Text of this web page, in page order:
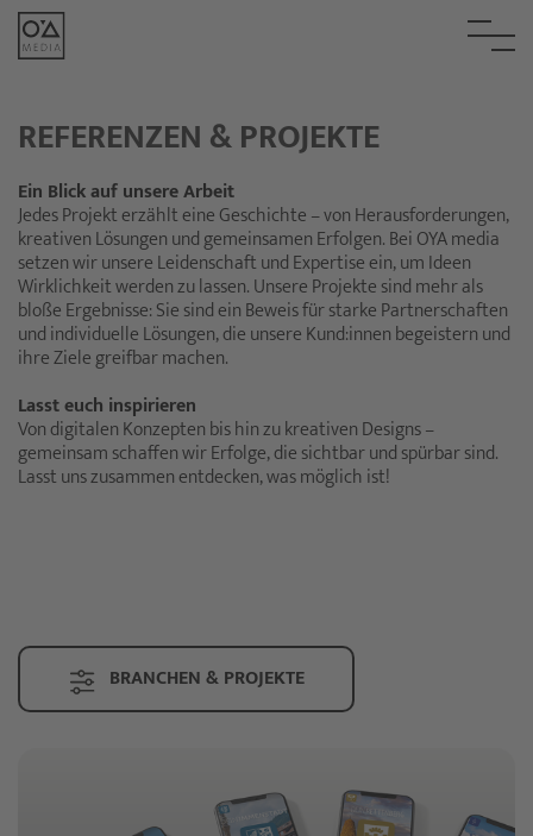
REFERENZEN & PROJEKTE
Ein Blick auf unsere Arbeit
Jedes Projekt erzählt eine Geschichte – von Herausforderungen,
kreativen Lösungen und gemeinsamen Erfolgen. Bei OYA media
setzen wir unsere Leidenschaft und Expertise ein, um Ideen
Wirklichkeit werden zu lassen. Unsere Projekte sind mehr als
bloße Ergebnisse: Sie sind ein Beweis für starke Partnerschaften
und individuelle Lösungen, die unsere Kund:innen begeistern und
ihre Ziele greifbar machen.
Lasst euch inspirieren
Von digitalen Konzepten bis hin zu kreativen Designs –
gemeinsam schaffen wir Erfolge, die sichtbar und spürbar sind.
Lasst uns zusammen entdecken, was möglich ist!
BRANCHEN & PROJEKTE